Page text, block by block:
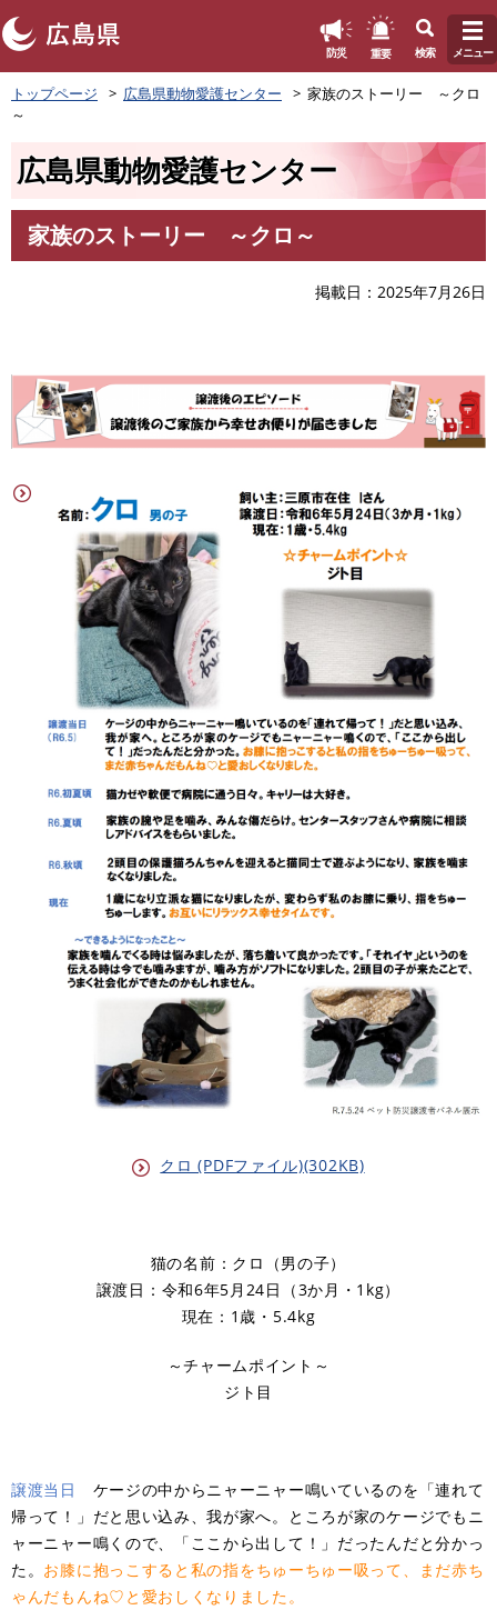
ペ
ー
ジ
。
防災 重要 検索 メニュー
トップページ 広島県動物愛護センター
家族のストーリー ～クロ
～
広島県動物愛護センター
文
家族のストーリー ～クロ～
掲載日 2025年7月26日
クロ (PDFファイル)(302KB)
猫の名前：クロ（男の子）
譲渡日：令和6年5月24日（3か月・1kg）
現在：1歳・5.4kg
～チャームポイント～
ジト目
譲渡当日 ケージの中からニャーニャー鳴いているのを「連れて
帰って！」だと思い込み、我が家へ。ところが家のケージでもニ
ャーニャー鳴くので、「ここから出して！」だったんだと分かっ
た。 お膝に抱っこすると私の指をちゅーちゅー吸って、まだ赤ち
ゃんだもんね♡と愛おしくなりました。